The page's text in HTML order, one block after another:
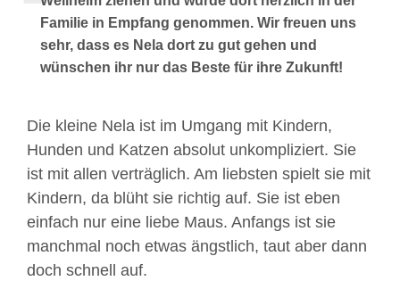
Familie in Empfang genommen. Wir freuen uns
sehr, dass es Nela dort zu gut gehen und
wünschen ihr nur das Beste für ihre Zukunft!
Die kleine Nela ist im Umgang mit Kindern,
Hunden und Katzen absolut unkompliziert. Sie
ist mit allen verträglich. Am liebsten spielt sie mit
Kindern, da blüht sie richtig auf. Sie ist eben
einfach nur eine liebe Maus. Anfangs ist sie
manchmal noch etwas ängstlich, taut aber dann
doch schnell auf.